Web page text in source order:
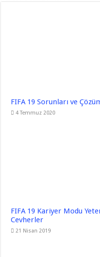
FIFA 19 Sorunları ve
4 Temmuz 2020
FIFA 19 Kariyer Modu
Cevherler
21 Nisan 2019